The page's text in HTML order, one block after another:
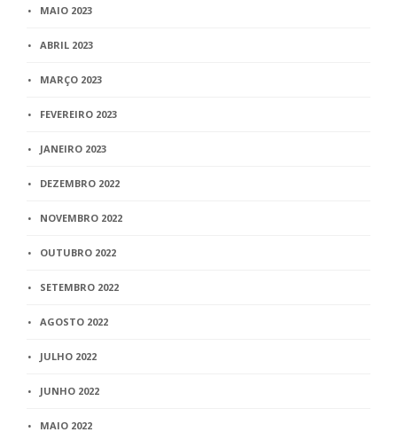
MAIO 2023
ABRIL 2023
MARÇO 2023
FEVEREIRO 2023
JANEIRO 2023
DEZEMBRO 2022
NOVEMBRO 2022
OUTUBRO 2022
SETEMBRO 2022
AGOSTO 2022
JULHO 2022
JUNHO 2022
MAIO 2022